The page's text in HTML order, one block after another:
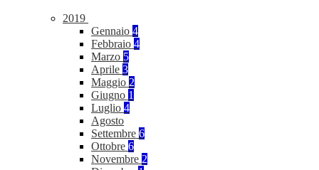
2019
Gennaio 4
Febbraio 4
Marzo 5
Aprile 3
Maggio 2
Giugno 1
Luglio 4
Agosto
Settembre 6
Ottobre 6
Novembre 2